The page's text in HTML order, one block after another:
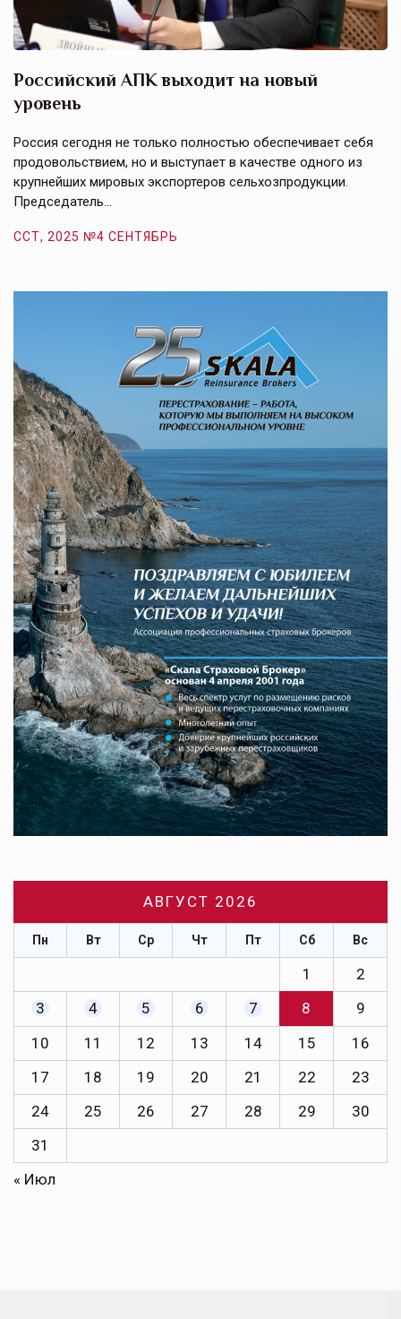
Российский АПК выходит на новый
уровень
Россия сегодня не только полностью обеспечивает себя
продовольствием, но и выступает в качестве одного из
крупнейших мировых экспортеров сельхозпродукции.
Председатель…
ССТ, 2025 №4 СЕНТЯБРЬ
АВГУСТ 2026
Пн Вт Ср Чт Пт Сб Вс
1
2
3
4 5 6 7 8
9
10
11 12 13 14 15
16
17
18 19 20 21 22
23
24
25 26 27 28 29
30
31
« Июл